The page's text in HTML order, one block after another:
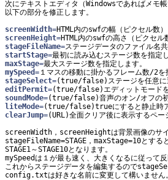
次にテキストエディタ（Windowsであればメ
以下の部分を修正します。
screenWidth=
screenHeight=
stageFileName=
startStage=
maxStage=
mySpeed=
stageSelect=
editPermit=
soundMode=
liteMode=
clearJump=(URL)全面クリア後に表示するペー
screenWidth，screenHeightは背景画像のサイ
stageFileName=STAGE，maxStage=10とする
STAGE1～STAGE10となります。
mySpeedは１が最も速く、大きくなるに従って反
これからステージデータを編集するので
config.txtは好きな名前に変更して構いません。